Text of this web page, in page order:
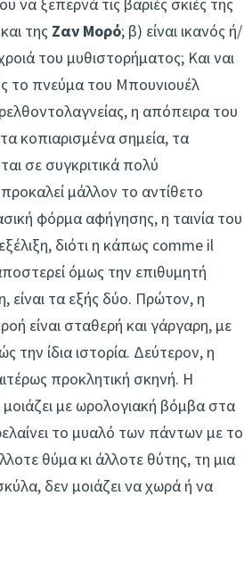
και της Ζαν Μορό; β) είναι ικανός ή/
του μυθιστορήματος; Και ναι
το πνεύμα του Μπουνιουέλ
η απόπειρα του
κοπιαρισμένα σημεία, τα
σε συγκριτικά πολύ
μάλλον το αντίθετο
φόρμα αφήγησης, η ταινία του
διότι η κάπως comme il
όμως την επιθυμητή
είναι τα εξής δύο. Πρώτον, η
είναι σταθερή και γάργαρη, με
ίδια ιστορία. Δεύτερον, η
προκλητική σκηνή. Η
με ωρολογιακή βόμβα στα
το μυαλό των πάντων με το
θύμα κι άλλοτε θύτης, τη μια
δεν μοιάζει να χωρά ή να